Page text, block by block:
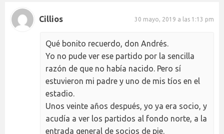
Cillios 30 mayo, 2019 a las 1:13 pm
Qué bonito recuerdo, don Andrés.
Yo no pude ver ese partido por la sencilla
razón de que no había nacido. Pero sí
estuvieron mi padre y uno de mis tíos en el
estadio.
Unos veinte años después, yo ya era socio, y
acudía a ver los partidos al fondo norte, a la
entrada general de socios de pie.